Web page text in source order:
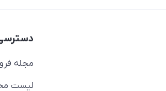
مجله
لیست